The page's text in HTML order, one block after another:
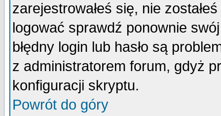
zarejestrowałeś się, nie
logować sprawdź ponownie
błędny login lub hasło są
z administratorem forum, gdyż
konfiguracji skryptu.
Powrót do góry